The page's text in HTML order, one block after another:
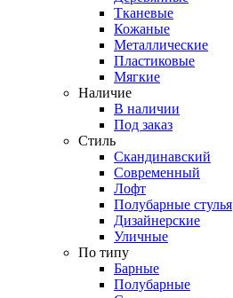
Тканевые
Кожаные
Металлические
Пластиковые
Мягкие
Наличие
В наличии
Под заказ
Стиль
Скандинавский
Современный
Лофт
Полубарные стулья
Дизайнерские
Уличные
По типу
Барные
Полубарные